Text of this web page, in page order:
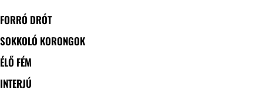
FORRÓ DRÓT
SOKKOLÓ KORONGOK
ÉLŐ FÉM
INTERJÚ